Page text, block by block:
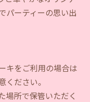
パーティーの思い出
キをご利用の場合は
ください。
場所で保管いただく